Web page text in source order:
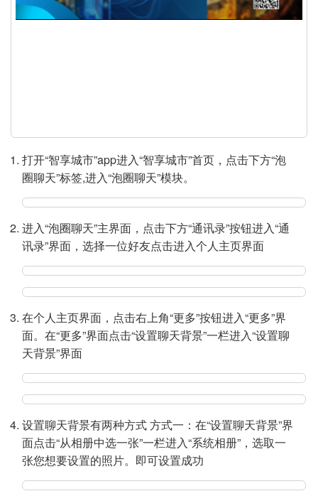
a
e
o
打开“智享城市”app进入“智享城市”首页，点击下方“泡
圈聊天”标签,进入“泡圈聊天”模块。
进入“泡圈聊天”主界面，点击下方“通讯录”按钮进入“通
讯录”界面，选择一位好友点击进入个人主页界面
在个人主页界面，点击右上角“更多”按钮进入“更多”界
面。在“更多”界面点击“设置聊天背景”一栏进入“设置聊
天背景”界面
设置聊天背景有两种方式 方式一：在“设置聊天背景”界
面点击“从相册中选一张”一栏进入“系统相册”，选取一
张您想要设置的照片。即可设置成功